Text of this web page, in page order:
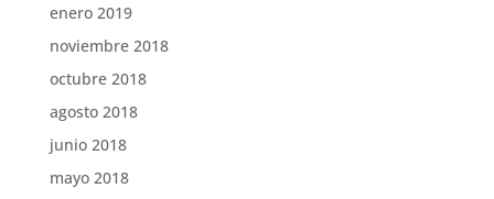
enero 2019
noviembre 2018
octubre 2018
agosto 2018
junio 2018
mayo 2018